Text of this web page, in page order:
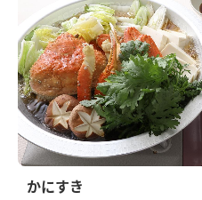
かにすき